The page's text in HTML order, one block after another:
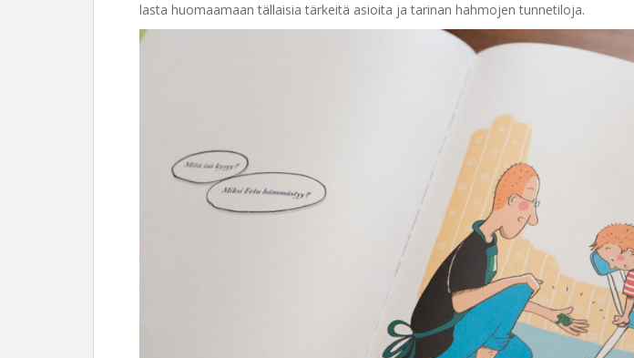
lasta huomaamaan tällaisia tärkeitä asioita ja tarinan hahmojen tunnetiloja.